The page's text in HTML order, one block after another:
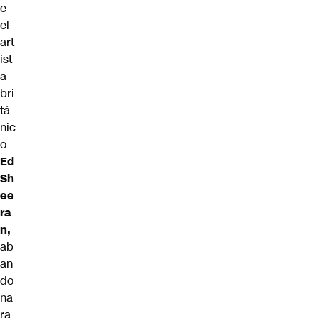
e
el
art
ist
a
bri
tá
nic
o
Ed
Sh
ee
ra
n,
ab
an
do
na
ra